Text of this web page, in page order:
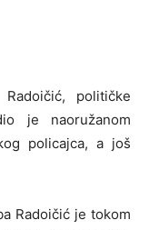
političke
je naoružanom
policajca, a još
Radoičić je tokom